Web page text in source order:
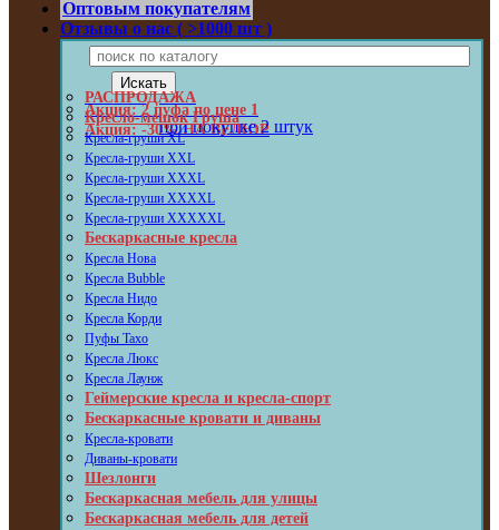
Оптовым покупателям
Отзывы о нас ( >1000 шт )
Акция: 2 пуфа по цене 1
Акция: -30% НА ВЕЛЮР
при покупке 2 штук
РАСПРОДАЖА
Кресло-мешок Груша
Кресла-груши XL
Кресла-груши XXL
Кресла-груши XXXL
Кресла-груши XXXXL
Кресла-груши XXXXXL
Бескаркасные кресла
Кресла Нова
Кресла Bubble
Кресла Нидо
Кресла Корди
Пуфы Taxo
Кресла Люкс
Кресла Лаунж
Геймерские кресла и кресла-спорт
Бескаркасные кровати и диваны
Кресла-кровати
Диваны-кровати
Шезлонги
Бескаркасная мебель для улицы
Бескаркасная мебель для детей